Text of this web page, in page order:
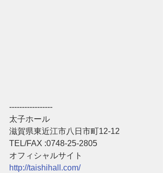
-----------------
太子ホール
滋賀県東近江市八日市町12-12
TEL/FAX :0748-25-2805
オフィシャルサイト
http://taishihall.com/